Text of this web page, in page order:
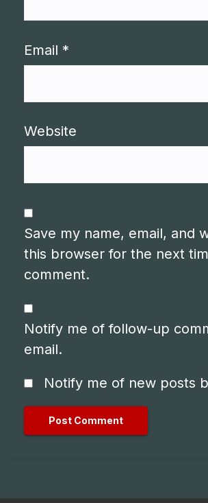
Email *
Website
Save my name, email, and
this browser for the next
comment.
Notify me of follow-up
email.
Notify me of new posts